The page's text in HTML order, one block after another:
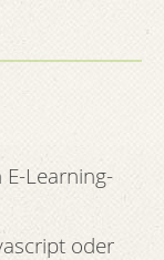
Learning-
oder